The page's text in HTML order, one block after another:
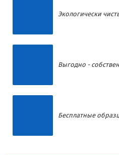
Экологически
Выгодно -
Бесплатные